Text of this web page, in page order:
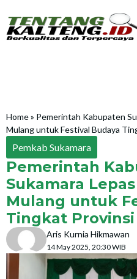
Home» Pemerintah Kabupaten
Mulang untuk Festival Budaya
Pemkab Sukamara
Pemerintah
Sukamara
Mulang untuk
Tingkat Provinsi
Aris Kurnia Hikmawan
14 May 2025, 20:30 WIB